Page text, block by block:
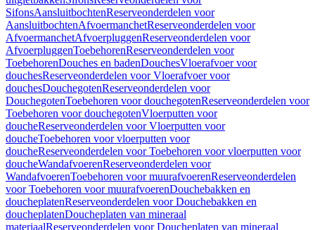
SifonsAansluitbochtenReserveonderdelen voor
AansluitbochtenAfvoermanchetReserveonderdelen voor
AfvoermanchetAfvoerpluggenReserveonderdelen voor
AfvoerpluggenToebehorenReserveonderdelen voor
ToebehorenDouches en badenDouchesVloerafvoer voor
douchesReserveonderdelen voor Vloerafvoer voor
douchesDouchegotenReserveonderdelen voor
DouchegotenToebehoren voor douchegotenReserveonderdelen voor
Toebehoren voor douchegotenVloerputten voor
doucheReserveonderdelen voor Vloerputten voor
doucheToebehoren voor vloerputten voor
doucheReserveonderdelen voor Toebehoren voor vloerputten voor
doucheWandafvoerenReserveonderdelen voor
WandafvoerenToebehoren voor muurafvoerenReserveonderdelen
voor Toebehoren voor muurafvoerenDouchebakken en
doucheplatenReserveonderdelen voor Douchebakken en
doucheplatenDoucheplaten van mineraal
materiaalReserveonderdelen voor Doucheplaten van mineraal